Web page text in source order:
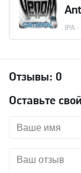
IPA
Отзывы: 0
Оставьте